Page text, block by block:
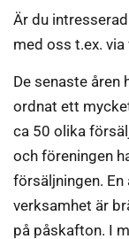
Är du
med oss t.ex.
De senaste åren
ordnat ett
ca 50 olika
och föreningen
försäljningen. En
verksamhet är
på påskafton. I